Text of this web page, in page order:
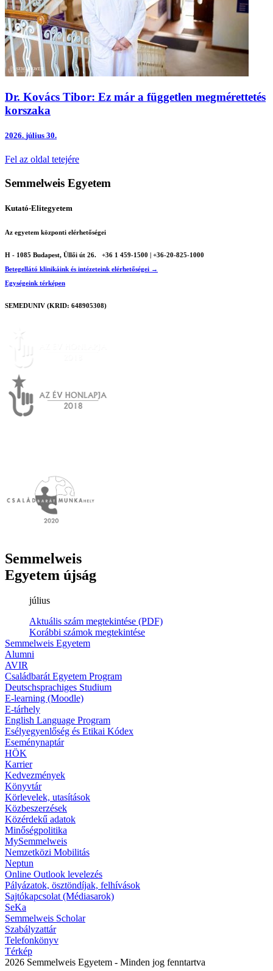
Dr. Kovács Tibor: Ez már a független megmérettetés
korszaka
2026. július 30.
Fel az oldal tetejére
Semmelweis Egyetem
Kutató-Elitegyetem
Az egyetem központi elérhetőségei
H - 1085 Budapest, Üllői út 26.
+36 1 459-1500 | +36-20-825-1000
Betegellátó klinikáink és intézeteink elérhetőségei →
Egységeink térképen
SEMEDUNIV (KRID: 648905308)
Semmelweis
Egyetem újság
július
Aktuális szám megtekintése (PDF)
Korábbi számok megtekintése
Semmelweis Egyetem
Alumni
AVIR
Családbarát Egyetem Program
Deutschsprachiges Studium
E-learning (Moodle)
E-tárhely
English Language Program
Esélyegyenlőség és Etikai Kódex
Eseménynaptár
HÖK
Karrier
Kedvezmények
Könyvtár
Körlevelek, utasítások
Közbeszerzések
Közérdekű adatok
Minőségpolitika
MySemmelweis
Nemzetközi Mobilitás
Neptun
Online Outlook levelezés
Pályázatok, ösztöndíjak, felhívások
Sajtókapcsolat (Médiasarok)
SeKa
Semmelweis Scholar
Szabályzattár
Telefonkönyv
Térkép
2026 Semmelweis Egyetem - Minden jog fenntartva